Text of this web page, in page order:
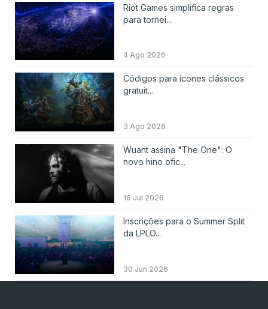
Riot Games simplifica regras
para tornei...
4 Ago 2026
Códigos para ícones clássicos
gratuit...
3 Ago 2026
Wuant assina "The One": O
novo hino ofic...
16 Jul 2026
Inscrições para o Summer Split
da LPLO...
30 Jun 2026